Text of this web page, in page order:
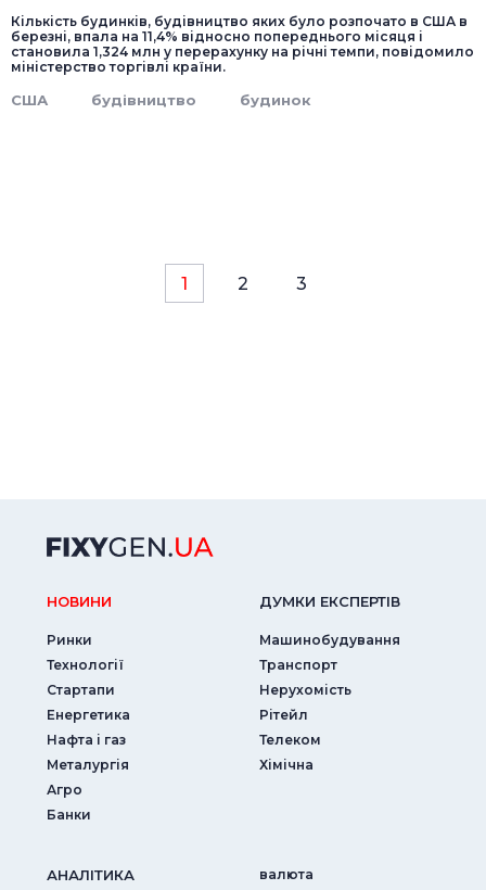
Кількість будинків, будівництво яких було розпочато в США в
березні, впала на 11,4% відносно попереднього місяця і
становила 1,324 млн у перерахунку на річні темпи, повідомило
міністерство торгівлі країни.
США будівництво будинок
1 2 3
НОВИНИ
Ринки
Технології
Стартапи
Енергетика
Нафта і газ
Металургія
Агро
Банки
ДУМКИ ЕКСПЕРТIВ
Машинобудування
Транспорт
Нерухомість
Рітейл
Телеком
Хімічна
АНАЛIТИКА валюта